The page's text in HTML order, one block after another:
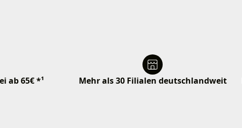
ab 65€ *¹ Mehr als 30 Filialen deutschlandweit